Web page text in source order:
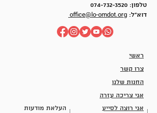
טלפון: 074-732-3520
דוא"ל: office@lo-omdot.org
ראשי
צרו קשר
החנות שלנו
אני צריכה עזרה
העלאת מודעות
אני רוצה לסייע